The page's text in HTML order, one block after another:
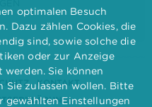
KONTAKT
optimalen Besuch
Dazu zählen Cookies, die
sind, sowie solche die
oder zur Anzeige
Sie können
Sie zulassen wollen. Bitte
gewählten Einstellungen